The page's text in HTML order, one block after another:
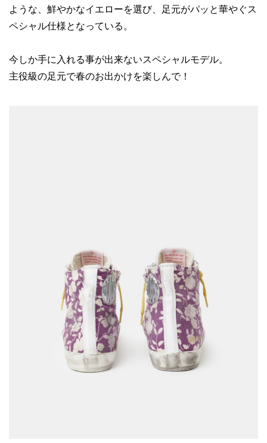
ような、鮮やかなイエローを選び、足元がパッと華やぐス
ペシャル仕様となっている。
今しか手に入れる事が出来ないスペシャルモデル。
主役級の足元で春のお出かけを楽しんで！